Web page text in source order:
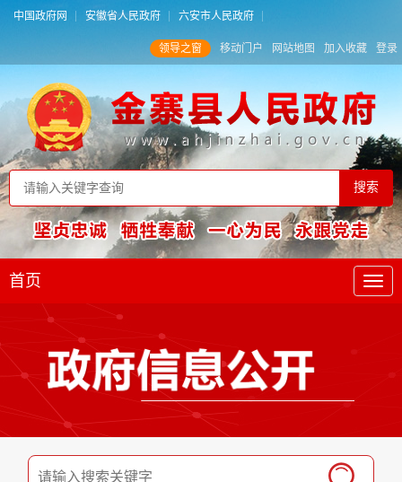
中国政府网 安徽省人民政府 六安市人民政府
领导之窗 移动门户 网站地图 加入收藏 登录
首页